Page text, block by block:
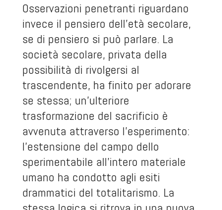
Osservazioni penetranti riguardano
invece il pensiero dell'età secolare,
se di pensiero si può parlare. La
società secolare, privata della
possibilità di rivolgersi al
trascendente, ha finito per adorare
se stessa; un'ulteriore
trasformazione del sacrificio è
avvenuta attraverso l'esperimento:
l'estensione del campo dello
sperimentabile all'intero materiale
umano ha condotto agli esiti
drammatici del totalitarismo. La